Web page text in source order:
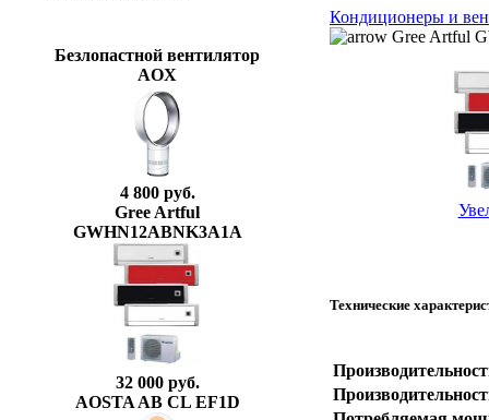
Безлопастной вентилятор
AOX
4 800 руб.
Gree Artful
GWHN12ABNK3A1A
32 000 руб.
AOSTA AB CL EF1D
Кондиционеры и
Gree Artful
Технические